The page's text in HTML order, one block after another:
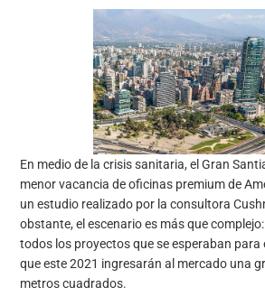
En medio de la crisis sanitaria, el Gran
menor vacancia de oficinas premium de
un estudio realizado por la consultora
obstante, el escenario es más que
todos los proyectos que se esperaban para
que este 2021 ingresarán al mercado una
metros cuadrados.